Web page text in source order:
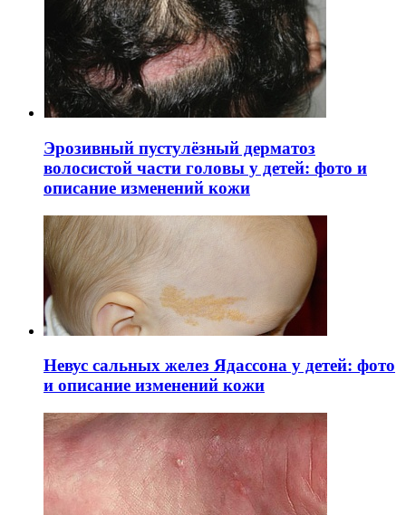
Эрозивный пустулёзный дерматоз
волосистой части головы у детей: фото и
описание изменений кожи
Невус сальных желез Ядассона у детей: фото
и описание изменений кожи